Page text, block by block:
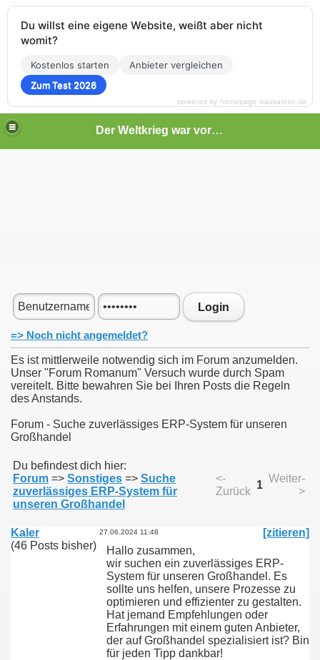
Der Weltkrieg war vor deiner Tür
Login
=> Noch nicht angemeldet?
Es ist mittlerweile notwendig sich im Forum anzumelden.
Unser "Forum Romanum" Versuch wurde durch Spam
vereitelt. Bitte bewahren Sie bei Ihren Posts die Regeln
des Anstands.
Forum - Suche zuverlässiges ERP-System für unseren
Großhandel
Du befindest dich hier:
Forum => Sonstiges => Suche
zuverlässiges ERP-System für
unseren Großhandel
<-
Zurück
1
Weiter-
>
Kaler
(46 Posts bisher)
27.06.2024 11:48
[zitieren]
Hallo zusammen,
wir suchen ein zuverlässiges ERP-
System für unseren Großhandel. Es
sollte uns helfen, unsere Prozesse zu
optimieren und effizienter zu gestalten.
Hat jemand Empfehlungen oder
Erfahrungen mit einem guten Anbieter,
der auf Großhandel spezialisiert ist? Bin
für jeden Tipp dankbar!
Du willst eine eigene Website, weißt aber nicht
womit?
Kostenlos starten
Anbieter vergleichen
Zum Test 2026
powered by homepage-baukasten.de